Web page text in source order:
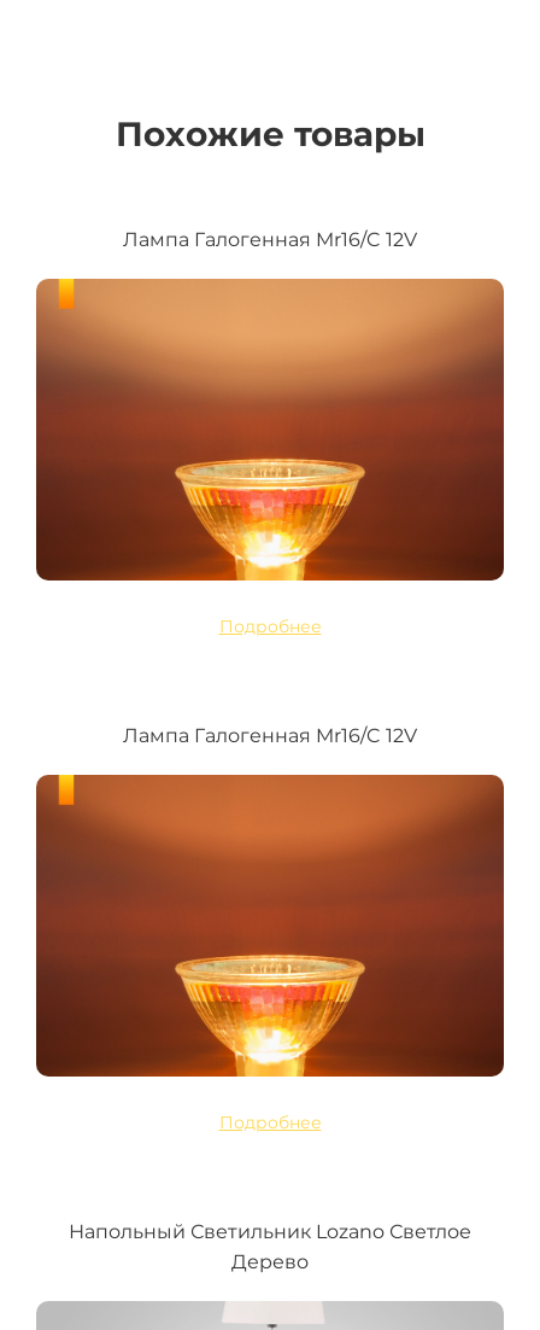
Похожие товары
Лампа Галогенная Mr16/C 12V
Подробнее
Лампа Галогенная Mr16/C 12V
Подробнее
Напольный Светильник Lozano Светлое
Дерево